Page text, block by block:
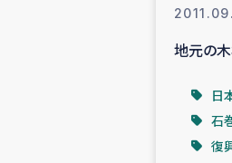
地元の
日
石
復